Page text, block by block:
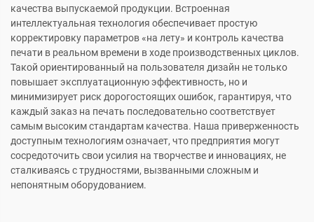
качества выпускаемой продукции. Встроенная
интеллектуальная технология обеспечивает простую
корректировку параметров «на лету» и контроль качества
печати в реальном времени в ходе производственных циклов.
Такой ориентированный на пользователя дизайн не только
повышает эксплуатационную эффективность, но и
минимизирует риск дорогостоящих ошибок, гарантируя, что
каждый заказ на печать последовательно соответствует
самым высоким стандартам качества. Наша приверженность
доступным технологиям означает, что предприятия могут
сосредоточить свои усилия на творчестве и инновациях, не
сталкиваясь с трудностями, вызванными сложным и
непонятным оборудованием.